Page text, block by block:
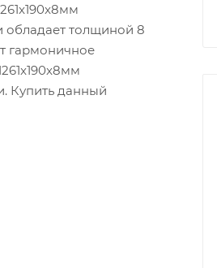
обладает толщиной 8
гармоничное
Купить данный